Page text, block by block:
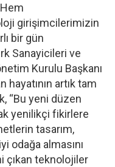
girişimcilerimizin
bir gün
Sanayicileri ve
Kurulu Başkanı
artık tam
“Bu yeni düzen
yenilikçi fikirlere
tasarım,
odağa almasını
çıkan teknolojiler